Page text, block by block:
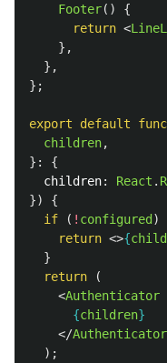
Footer()
{
return <
},
},
};
export default
children,
}:
{
children: React .
})
{
if
( ! configured )
return <>{
}
return
(
<Authenticator
{children}
</Authenticator
);